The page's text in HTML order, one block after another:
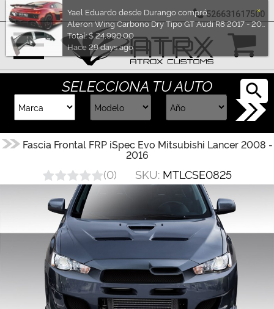
Marcas
Reputación
Cotizador
Contacto
526631617500
SELECCIONA TU AUTO
Fascia Frontal FRP iSpec Evo Mitsubishi Lancer 2008 -
2016
(0) SKU: MTLCSE0825
Yael Eduardo desde Durango compró
Aleron Wing Carbono Dry Tipo GT Audi R8 2017 - 2024
Total: $ 24,990.00
Hace 29 days ago
×